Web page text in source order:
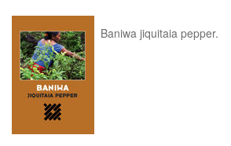
Baniwa jiquitaia pepper.